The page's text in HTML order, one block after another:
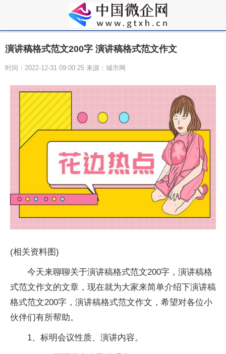
演讲稿格式范文200字 演讲稿格式范文作文
时间：2022-12-31 09:00:25 来源：城市网
(相关资料图)
今天来聊聊关于演讲稿格式范文200字，演讲稿格
式范文作文的文章，现在就为大家来简单介绍下演讲稿
格式范文200字，演讲稿格式范文作文，希望对各位小
伙伴们有所帮助。
1、标明会议性质、演讲内容。